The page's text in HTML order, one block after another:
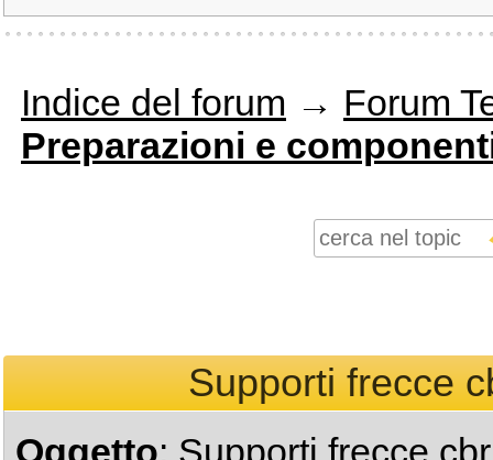
Indice del forum → Forum
Preparazioni e
Supporti frecce
Oggetto: Supporti frecce